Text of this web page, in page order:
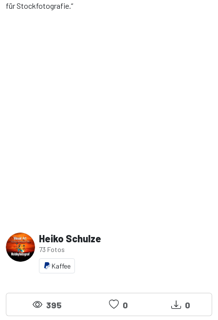
für Stockfotografie.“
Heiko Schulze
73 Fotos
Kaffee
395 0 0